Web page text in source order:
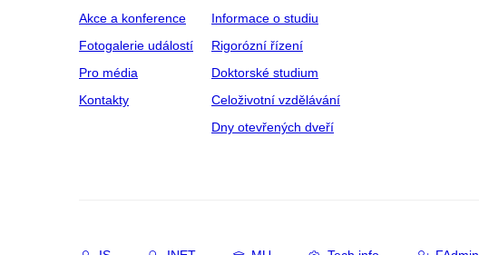
Akce a konference
Fotogalerie událostí
Pro média
Kontakty
Informace o studiu
Rigorózní řízení
Doktorské studium
Celoživotní vzdělávání
Dny otevřených dveří